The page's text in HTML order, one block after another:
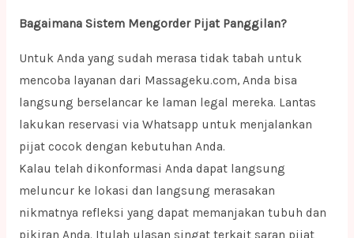
Bagaimana Sistem Mengorder Pijat Panggilan?
Untuk Anda yang sudah merasa tidak tabah untuk
mencoba layanan dari Massageku.com, Anda bisa
langsung berselancar ke laman legal mereka. Lantas
lakukan reservasi via Whatsapp untuk menjalankan
pijat cocok dengan kebutuhan Anda.
Kalau telah dikonformasi Anda dapat langsung
meluncur ke lokasi dan langsung merasakan
nikmatnya refleksi yang dapat memanjakan tubuh dan
pikiran Anda. Itulah ulasan singat terkait saran pijat